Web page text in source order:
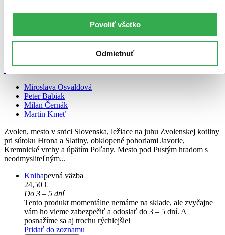
Povoliť všetko
Odmietnuť
Čarovný Zvolen a okolie
Miroslava Osvaldová
Peter Babiak
Milan Černák
Martin Kmeť
Zvolen, mesto v srdci Slovenska, ležiace na juhu Zvolenskej kotliny
pri sútoku Hrona a Slatiny, obklopené pohoriami Javorie,
Kremnické vrchy a úpätím Poľany. Mesto pod Pustým hradom s
neodmysliteľným...
Knihapevná väzba
24,50 €
Do 3 – 5 dní
Tento produkt momentálne nemáme na sklade, ale zvyčajne
vám ho vieme zabezpečiť a odoslať do 3 – 5 dní. A
posnažíme sa aj trochu rýchlejšie!
Pridať do zoznamu